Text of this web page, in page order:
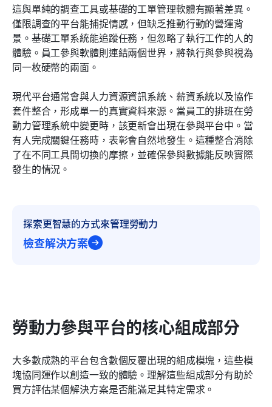
這與單純的調查工具或基礎的工單管理軟體有顯著差異。
僅限調查的平台能捕捉情感，但缺乏推動行動的營運背
景。基礎工單系統能追蹤任務，但忽略了執行工作的人的
體驗。員工參與軟體則連結兩個世界，將執行與參與視為
同一枚硬幣的兩面。
現代平台通常會與人力資源資訊系統、薪資系統以及協作
套件整合，形成單一的真實資料來源。當員工的排班在勞
動力管理系統中變更時，該更新會出現在參與平台中。當
有人完成關鍵任務時，表彰會自然地發生。這種整合消除
了在不同工具間切換的摩擦，並確保參與數據能反映實際
發生的情況。
探索更智慧的方式來管理勞動力
檢查解決方案
勞動力參與平台的核心組成部分
大多數成熟的平台包含數個反覆出現的組成模塊，這些模
塊協同運作以創造一致的體驗。理解這些組成部分有助於
買方評估某個解決方案是否能滿足其特定需求。